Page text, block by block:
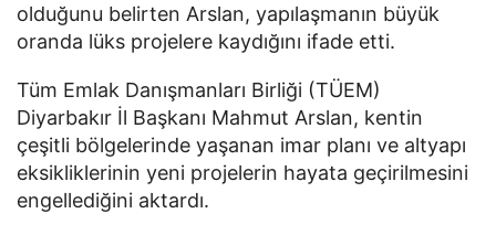
olduğunu belirten Arslan, yapılaşmanın büyük
oranda lüks projelere kaydığını ifade etti.
Tüm Emlak Danışmanları Birliği (TÜEM)
Diyarbakır İl Başkanı Mahmut Arslan, kentin
çeşitli bölgelerinde yaşanan imar planı ve altyapı
eksikliklerinin yeni projelerin hayata geçirilmesini
engellediğini aktardı.